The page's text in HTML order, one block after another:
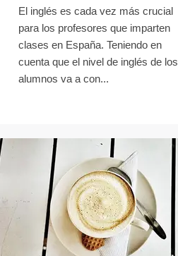
El inglés es cada vez más crucial
para los profesores que imparten
clases en España. Teniendo en
cuenta que el nivel de inglés de los
alumnos va a con...